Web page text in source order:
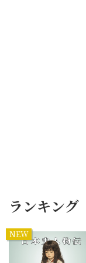
ランキング
NEW